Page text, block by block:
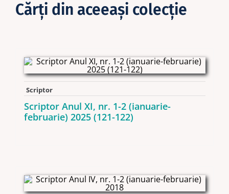
Cărţi din aceeaşi colecţie
Scriptor
Scriptor Anul XI, nr. 1-2 (ianuarie-
februarie) 2025 (121-122)